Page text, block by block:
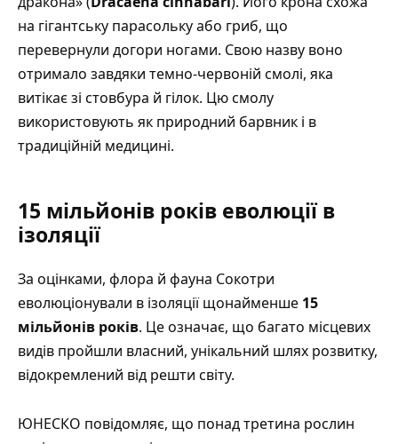
на гігантську парасольку або гриб, що
перевернули догори ногами. Свою назву воно
отримало завдяки темно-червоній смолі, яка
витікає зі стовбура й гілок. Цю смолу
використовують як природний барвник і в
традиційній медицині.
15 мільйонів років еволюції в
ізоляції
За оцінками, флора й фауна Сокотри
еволюціонували в ізоляції щонайменше 15
мільйонів років. Це означає, що багато місцевих
видів пройшли власний, унікальний шлях розвитку,
відокремлений від решти світу.
ЮНЕСКО повідомляє, що понад третина рослин